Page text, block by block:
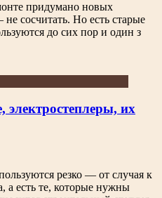
придумано новых
сосчитать. Но есть старые
до сих пор и один з
электростеплеры, их
резко — от случая к
а есть те, которые нужны